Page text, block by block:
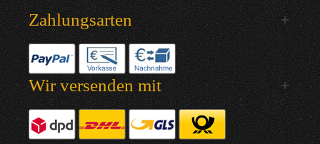
Zahlungsarten
Wir versenden mit